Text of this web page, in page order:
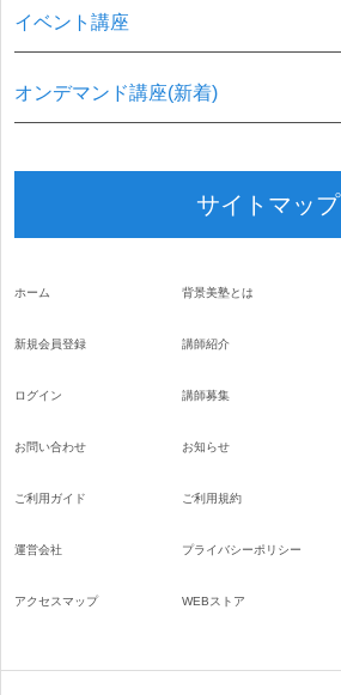
イベント講座
オンデマンド講座(新着)
サイトマップ
ホーム
新規会員登録
ログイン
お問い合わせ
背景美塾とは
講師紹介
講師募集
お知らせ
ご利用ガイド
運営会社
アクセスマップ
ご利用規約
プライバシーポリシー
WEBストア